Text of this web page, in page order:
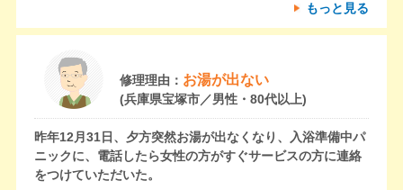
もっと見る
修理理由： お湯が出ない
(兵庫県宝塚市／男性・80代以上)
昨年12月31日、夕方突然お湯が出なくなり、入浴準備中パ
ニックに、電話したら女性の方がすぐサービスの方に連絡
をつけていただいた。